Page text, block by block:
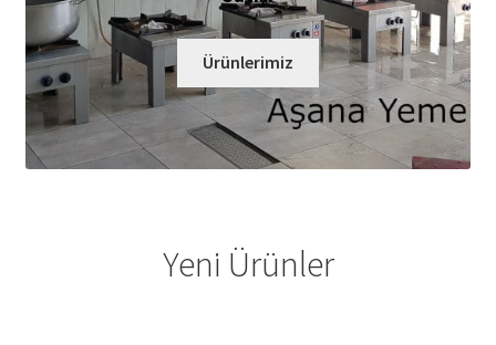
Ürünlerimiz
Yeni Ürünler